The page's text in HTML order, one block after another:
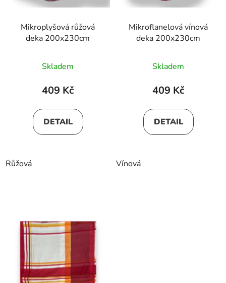
Mikroplyšová růžová
deka 200x230cm
Skladem
409 Kč
DETAIL
Růžová
Mikroflanelová vínová
deka 200x230cm
Skladem
409 Kč
DETAIL
Vínová